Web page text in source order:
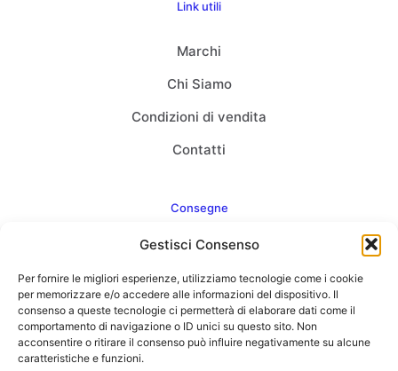
Gestisci Consenso
Per fornire le migliori esperienze, utilizziamo tecnologie come i cookie
per memorizzare e/o accedere alle informazioni del dispositivo. Il
consenso a queste tecnologie ci permetterà di elaborare dati come il
comportamento di navigazione o ID unici su questo sito. Non
acconsentire o ritirare il consenso può influire negativamente su alcune
caratteristiche e funzioni.
Link utili
Marchi
Chi Siamo
Condizioni di vendita
Contatti
Consegne
Come consegnamo
FAQ